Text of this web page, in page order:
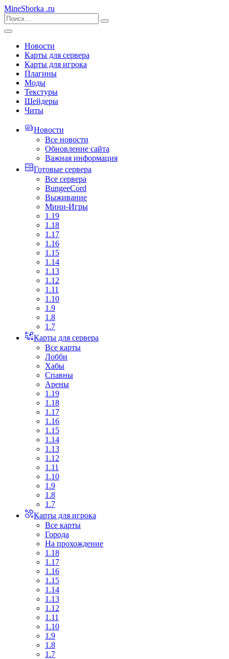
MineSborka .ru
Новости
Карты для сервера
Карты для игрока
Плагины
Моды
Текстуры
Шейдеры
Читы
Новости
Все новости
Обновление сайта
Важная информация
Готовые сервера
Все сервера
BungeeCord
Выживание
Мини-Игры
1.19
1.18
1.17
1.16
1.15
1.14
1.13
1.12
1.11
1.10
1.9
1.8
1.7
Карты для сервера
Все карты
Лобби
Хабы
Спавны
Арены
1.19
1.18
1.17
1.16
1.15
1.14
1.13
1.12
1.11
1.10
1.9
1.8
1.7
Карты для игрока
Все карты
Города
На прохождение
1.18
1.17
1.16
1.15
1.14
1.13
1.12
1.11
1.10
1.9
1.8
1.7